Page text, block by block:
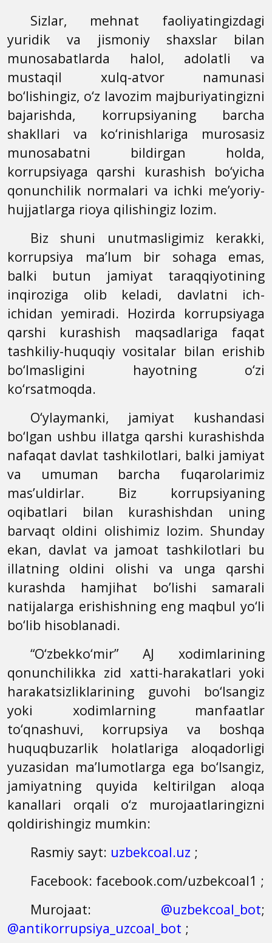
Sizlar, mehnat faoliyatingizdagi
yuridik va jismoniy shaxslar bilan
munosabatlarda halol, adolatli va
mustaqil xulq-atvor namunasi
bo‘lishingiz, o‘z lavozim majburiyatingizni
bajarishda, korrupsiyaning barcha
shakllari va ko‘rinishlariga murosasiz
munosabatni bildirgan holda,
korrupsiyaga qarshi kurashish bo‘yicha
qonunchilik normalari va ichki me’yoriy-
hujjatlarga rioya qilishingiz lozim.
Biz shuni unutmasligimiz kerakki,
korrupsiya ma’lum bir sohaga emas,
balki butun jamiyat taraqqiyotining
inqiroziga olib keladi, davlatni ich-
ichidan yemiradi. Hozirda korrupsiyaga
qarshi kurashish maqsadlariga faqat
tashkiliy-huquqiy vositalar bilan erishib
bo‘lmasligini hayotning o‘zi
ko‘rsatmoqda.
O‘ylaymanki, jamiyat kushandasi
bo‘lgan ushbu illatga qarshi kurashishda
nafaqat davlat tashkilotlari, balki jamiyat
va umuman barcha fuqarolarimiz
mas’uldirlar. Biz korrupsiyaning
oqibatlari bilan kurashishdan uning
barvaqt oldini olishimiz lozim. Shunday
ekan, davlat va jamoat tashkilotlari bu
illatning oldini olishi va unga qarshi
kurashda hamjihat bo’lishi samarali
natijalarga erishishning eng maqbul yo‘li
bo‘lib hisoblanadi.
“O‘zbekko‘mir” AJ xodimlarining
qonunchilikka zid xatti-harakatlari yoki
harakatsizliklarining guvohi bo‘lsangiz
yoki xodimlarning manfaatlar
to‘qnashuvi, korrupsiya va boshqa
huquqbuzarlik holatlariga aloqadorligi
yuzasidan ma’lumotlarga ega bo‘lsangiz,
jamiyatning quyida keltirilgan aloqa
kanallari orqali o‘z murojaatlaringizni
qoldirishingiz mumkin:
Rasmiy sayt: uzbekcoal.uz ;
Facebook: facebook.com/uzbekcoal1 ;
Murojaat: @uzbekcoal_bot;
@antikorrupsiya_uzcoal_bot ;